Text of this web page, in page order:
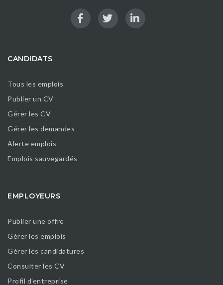
CANDIDATS
Tous les emplois
Publier un CV
Gérer les CV
Gérer les demandes
Alerte emplois
Emplois sauvegardés
EMPLOYEURS
Publier une offre
Gérer les emplois
Gérer les candidatures
Consulter les CV
Profil d’entreprise